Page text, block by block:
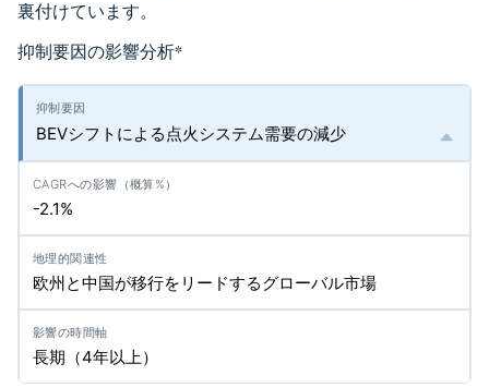
裏付けています。
抑制要因の影響分析*
BEVシフトによる点火システム需要の減少
-2.1%
欧州と中国が移行をリードするグローバル市場
長期（4年以上）